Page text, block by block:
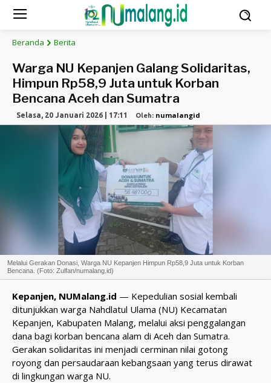
Beranda Berita
Warga NU Kepanjen Galang Solidaritas,
Himpun Rp58,9 Juta untuk Korban
Bencana Aceh dan Sumatra
Selasa, 20 Januari 2026 | 17:11 Oleh: numalangid
Melalui Gerakan Donasi, Warga NU Kepanjen Himpun Rp58,9 Juta untuk Korban
Bencana. (Foto: Zulfan/numalang.id)
Kepanjen, NUMalang.id — Kepedulian sosial kembali
ditunjukkan warga Nahdlatul Ulama (NU) Kecamatan
Kepanjen, Kabupaten Malang, melalui aksi penggalangan
dana bagi korban bencana alam di Aceh dan Sumatra.
Gerakan solidaritas ini menjadi cerminan nilai gotong
royong dan persaudaraan kebangsaan yang terus dirawat
di lingkungan warga NU.